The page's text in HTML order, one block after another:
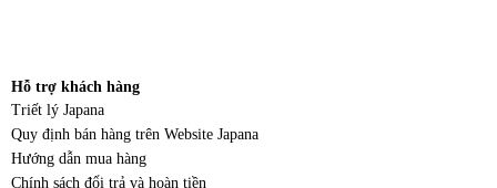
Hỗ trợ khách hàng
Triết lý Japana
Quy định bán hàng trên Website Japana
Hướng dẫn mua hàng
Chính sách đổi trả và hoàn tiền